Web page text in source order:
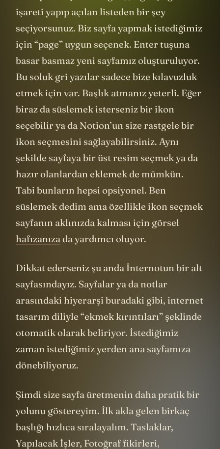
işareti yapıp açılan listeden bir şey
seçiyorsunuz. Biz sayfa yapmak istediğimiz
için “page” uygun seçenek. Enter tuşuna
basar basmaz yeni sayfamız oluşturuluyor.
Bu soluk gri yazılar sadece bize kılavuzluk
etmek için var. Başlık atmanız yeterli. Eğer
biraz da süslemek isterseniz bir ikon
seçebilir ya da Notion’un size rastgele bir
ikon seçmesini sağlayabilirsiniz. Aynı
şekilde sayfaya bir üst resim seçmek ya da
hazır olanlardan eklemek de mümkün.
Tabi bunların hepsi opsiyonel. Ben
süslemek dedim ama özellikle ikon seçmek
sayfanın aklınızda kalması için görsel
hafızanıza da yardımcı oluyor.
Dikkat ederseniz şu anda İnternotun bir alt
sayfasındayız. Sayfalar ya da notlar
arasındaki hiyerarşi buradaki gibi, internet
tasarım diliyle “ekmek kırıntıları” şeklinde
otomatik olarak beliriyor. İstediğimiz
zaman istediğimiz yerden ana sayfamıza
dönebiliyoruz.
Şimdi size sayfa üretmenin daha pratik bir
yolunu göstereyim. İlk akla gelen birkaç
başlığı hızlıca sıralayalım. Taslaklar,
Yapılacak İşler, Fotoğraf fikirleri,